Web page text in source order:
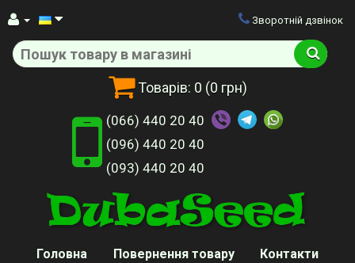
Товарів: 0 (0 грн)
Зворотній дзвінок
(066) 440 20 40
(096) 440 20 40
(093) 440 20 40
Головна Повернення товару Контакти